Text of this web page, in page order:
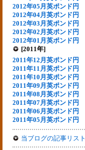
2012年05月英ポンド円
2012年04月英ポンド円
2012年03月英ポンド円
2012年02月英ポンド円
2012年01月英ポンド円
[2011年]
2011年12月英ポンド円
2011年11月英ポンド円
2011年10月英ポンド円
2011年09月英ポンド円
2011年08月英ポンド円
2011年07月英ポンド円
2011年06月英ポンド円
2011年05月英ポンド円
当ブログの記事リスト